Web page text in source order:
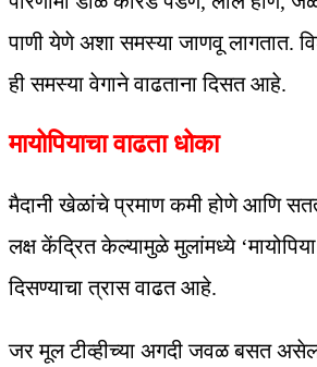
पाणी येणे अशा समस्या जाणवू लागतात.
ही समस्या वेगाने वाढताना दिसत आहे.
मायोपियाचा वाढता धोका
मैदानी खेळांचे प्रमाण कमी होणे आणि
लक्ष केंद्रित केल्यामुळे मुलांमध्ये
दिसण्याचा त्रास वाढत आहे.
जर मूल टीव्हीच्या अगदी जवळ बसत